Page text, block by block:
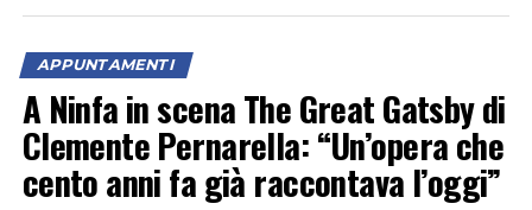
APPUNTAMENTI
A Ninfa in scena The Great Gatsby di
Clemente Pernarella: “Un’opera che
cento anni fa già raccontava l’oggi”